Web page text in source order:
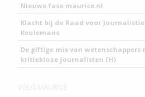
Nieuwe fase maurice.nl
Klacht bij de Raad voor
Keulemans
De giftige mix van wetenschappers
kritiekloze journalisten (H)